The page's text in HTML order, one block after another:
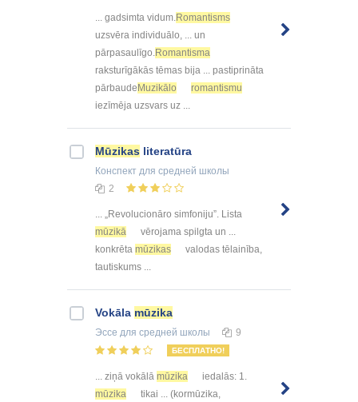
... gadsimta vidum.​ Romantisms
uzsvēra individuālo, ... un
pārpasaulīgo.​ Romantisma
raksturīgākās tēmas bija ... pastiprināta
pārbaude​Muzikālo
romantismu
iezīmēja uzsvars uz ...
Mūzikas literatūra
Конспект для средней школы
2
... „Revolucionāro simfoniju”. Lista
mūzikā
vērojama spilgta un ...
konkrēta mūzikas
valodas tēlainība,
tautiskums ...
Vokāla mūzika
Эссе для средней школы 9
БЕСПЛАТНО!
... ziņā vokālā mūzika
iedalās: 1.
mūzika
tikai ... (kormūzika,